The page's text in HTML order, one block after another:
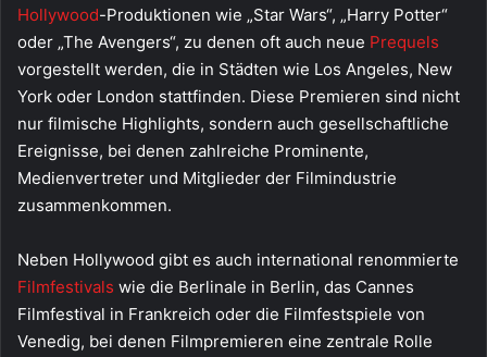
Hollywood-Produktionen wie „Star Wars“, „Harry Potter“
oder „The Avengers“, zu denen oft auch neue Prequels
vorgestellt werden, die in Städten wie Los Angeles, New
York oder London stattfinden. Diese Premieren sind nicht
nur filmische Highlights, sondern auch gesellschaftliche
Ereignisse, bei denen zahlreiche Prominente,
Medienvertreter und Mitglieder der Filmindustrie
zusammenkommen.
Neben Hollywood gibt es auch international renommierte
Filmfestivals wie die Berlinale in Berlin, das Cannes
Filmfestival in Frankreich oder die Filmfestspiele von
Venedig, bei denen Filmpremieren eine zentrale Rolle